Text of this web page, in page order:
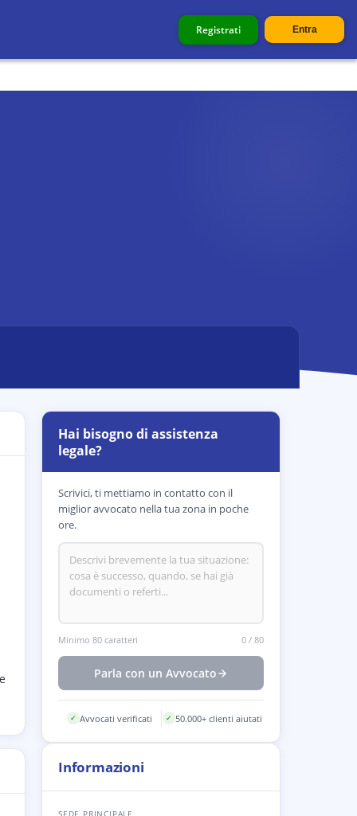
Registrati Entra
Hai bisogno di assistenza
legale?
Scrivici, ti mettiamo in contatto con il
miglior avvocato nella tua zona in poche
ore.
Minimo 80 caratteri 0 / 80
Parla con un Avvocato
✓ Avvocati verificati ✓ 50.000+ clienti aiutati
Informazioni
SEDE PRINCIPALE